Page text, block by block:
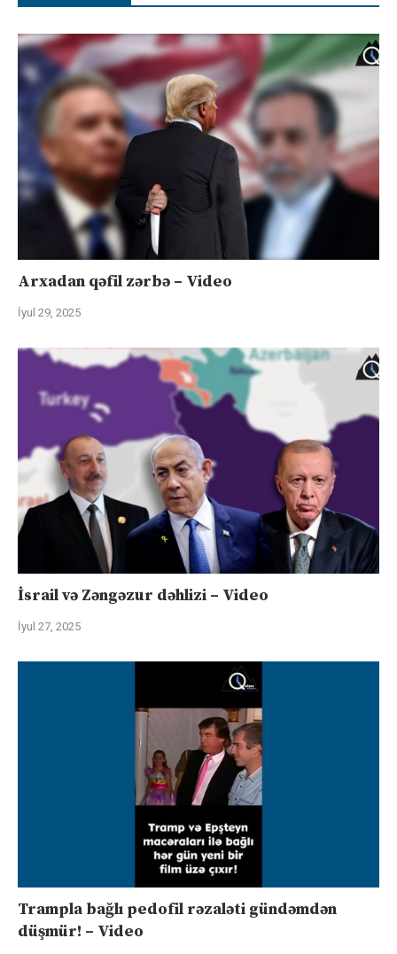
Arxadan qəfil zərbə – Video
İyul 29, 2025
İsrail və Zəngəzur dəhlizi – Video
İyul 27, 2025
Trampla bağlı pedofil rəzaləti gündəmdən
düşmür! – Video